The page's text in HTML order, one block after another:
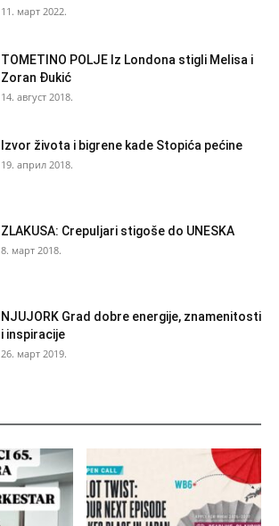
11. март 2022.
TOMETINO POLJE Iz Londona stigli Melisa i
Zoran Đukić
14. август 2018.
Izvor života i bigrene kade Stopića pećine
19. април 2018.
ZLAKUSA: Crepuljari stigoše do UNESKA
8. март 2018.
NJUJORK Grad dobre energije, znamenitosti
i inspiracije
26. март 2019.